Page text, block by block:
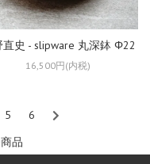
直史 - slipware 丸深鉢 Φ22
16,500円(内税)
5
6
商品